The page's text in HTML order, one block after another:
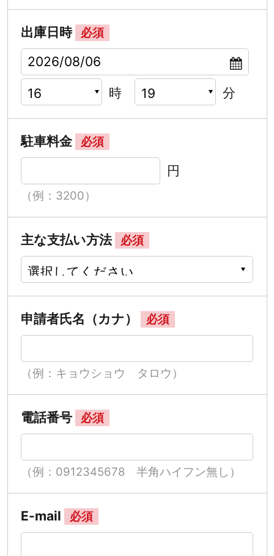
出庫日時 必須
時 分
駐車料金 必須
円
（例：3200）
主な支払い方法 必須
申請者氏名（カナ） 必須
（例：キョウショウ タロウ）
電話番号 必須
（例：0912345678 半角ハイフン無し）
E-mail 必須